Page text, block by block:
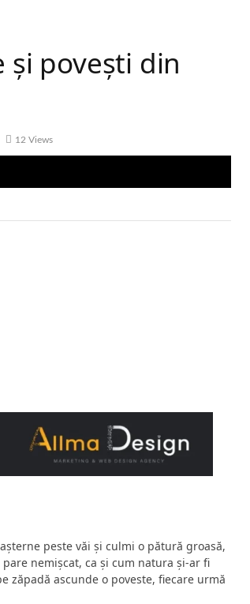
și povești din
12Views
peste văi și culmi o pătură groasă,
nemișcat, ca și cum natura și-ar fi
zăpadă ascunde o poveste, fiecare urmă